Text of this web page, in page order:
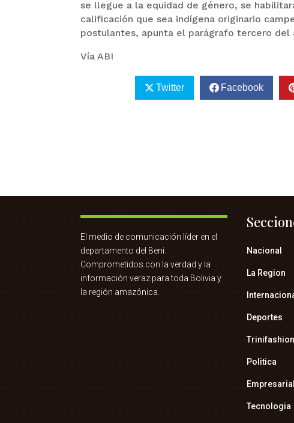
se llegue a la equidad de género, se
calificación que sea indígena originario
postulantes, apunta el parágrafo tercero
Vía ABI
Twitter Facebook
El medio de comunicación líder en el
departamento del Beni.
Comprometidos con la verdad y la
información veraz para toda Bolivia y
la región amazónica.
Nacional
La Region
Deportes
Trinifashion
Politica
Empresarial
Tecnologia